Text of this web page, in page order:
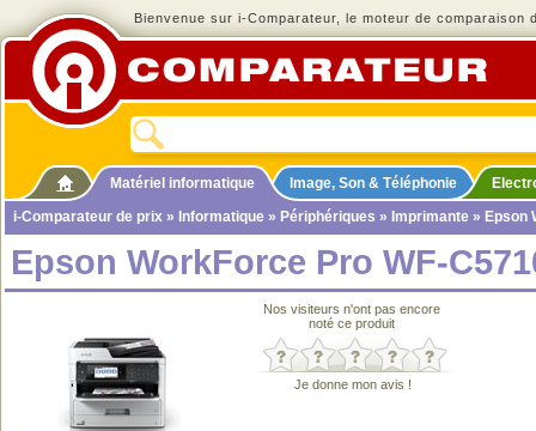
Bienvenue sur i-Comparateur, le moteur de comparaison
Matériel informatique Image, Son & Téléphonie
i-Comparateur de prix » Informatique » Périphériques » Imprimante » Epson
Epson WorkForce Pro WF-
Nos visiteurs n'ont pas encore
noté ce produit
Je donne mon avis !